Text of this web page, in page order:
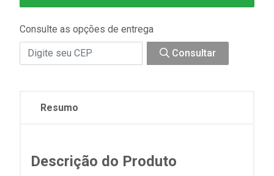
Consulte as opções de entrega
Consultar
Resumo
Descrição do Produto